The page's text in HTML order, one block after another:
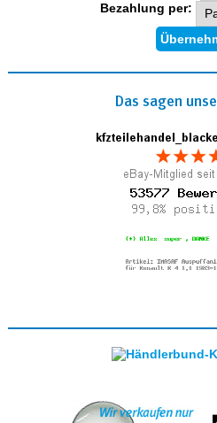
Bezahlung per:
Das sagen